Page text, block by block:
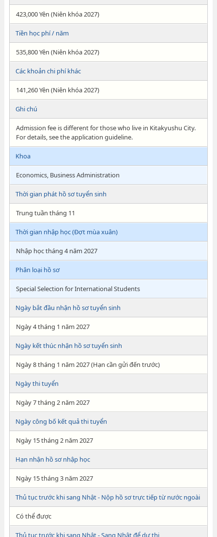
423,000 Yên (Niên khóa 2027)
Tiền học phí / năm
535,800 Yên (Niên khóa 2027)
Các khoản chi phí khác
141,260 Yên (Niên khóa 2027)
Ghi chú
Admission fee is different for those who live in Kitakyushu City.
For details, see the application guideline.
Khoa
Economics, Business Administration
Thời gian phát hồ sơ tuyển sinh
Trung tuần tháng 11
Thời gian nhập học (Đợt mùa xuân)
Nhập học tháng 4 năm 2027
Phân loại hồ sơ
Special Selection for International Students
Ngày bắt đầu nhận hồ sơ tuyển sinh
Ngày 4 tháng 1 năm 2027
Ngày kết thúc nhận hồ sơ tuyển sinh
Ngày 8 tháng 1 năm 2027 (Hạn cần gửi đến trước)
Ngày thi tuyển
Ngày 7 tháng 2 năm 2027
Ngày công bố kết quả thi tuyển
Ngày 15 tháng 2 năm 2027
Hạn nhận hồ sơ nhập học
Ngày 15 tháng 3 năm 2027
Thủ tục trước khi sang Nhật - Nộp hồ sơ trực tiếp từ nước ngoài
Có thể được
Thủ tục trước khi sang Nhật - Sang Nhật để dự thi